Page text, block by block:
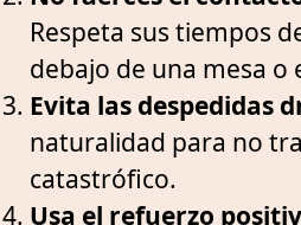
Respeta sus tiempos
debajo de una mesa o
Evita las despedidas
naturalidad para no
catastrófico.
Usa el refuerzo